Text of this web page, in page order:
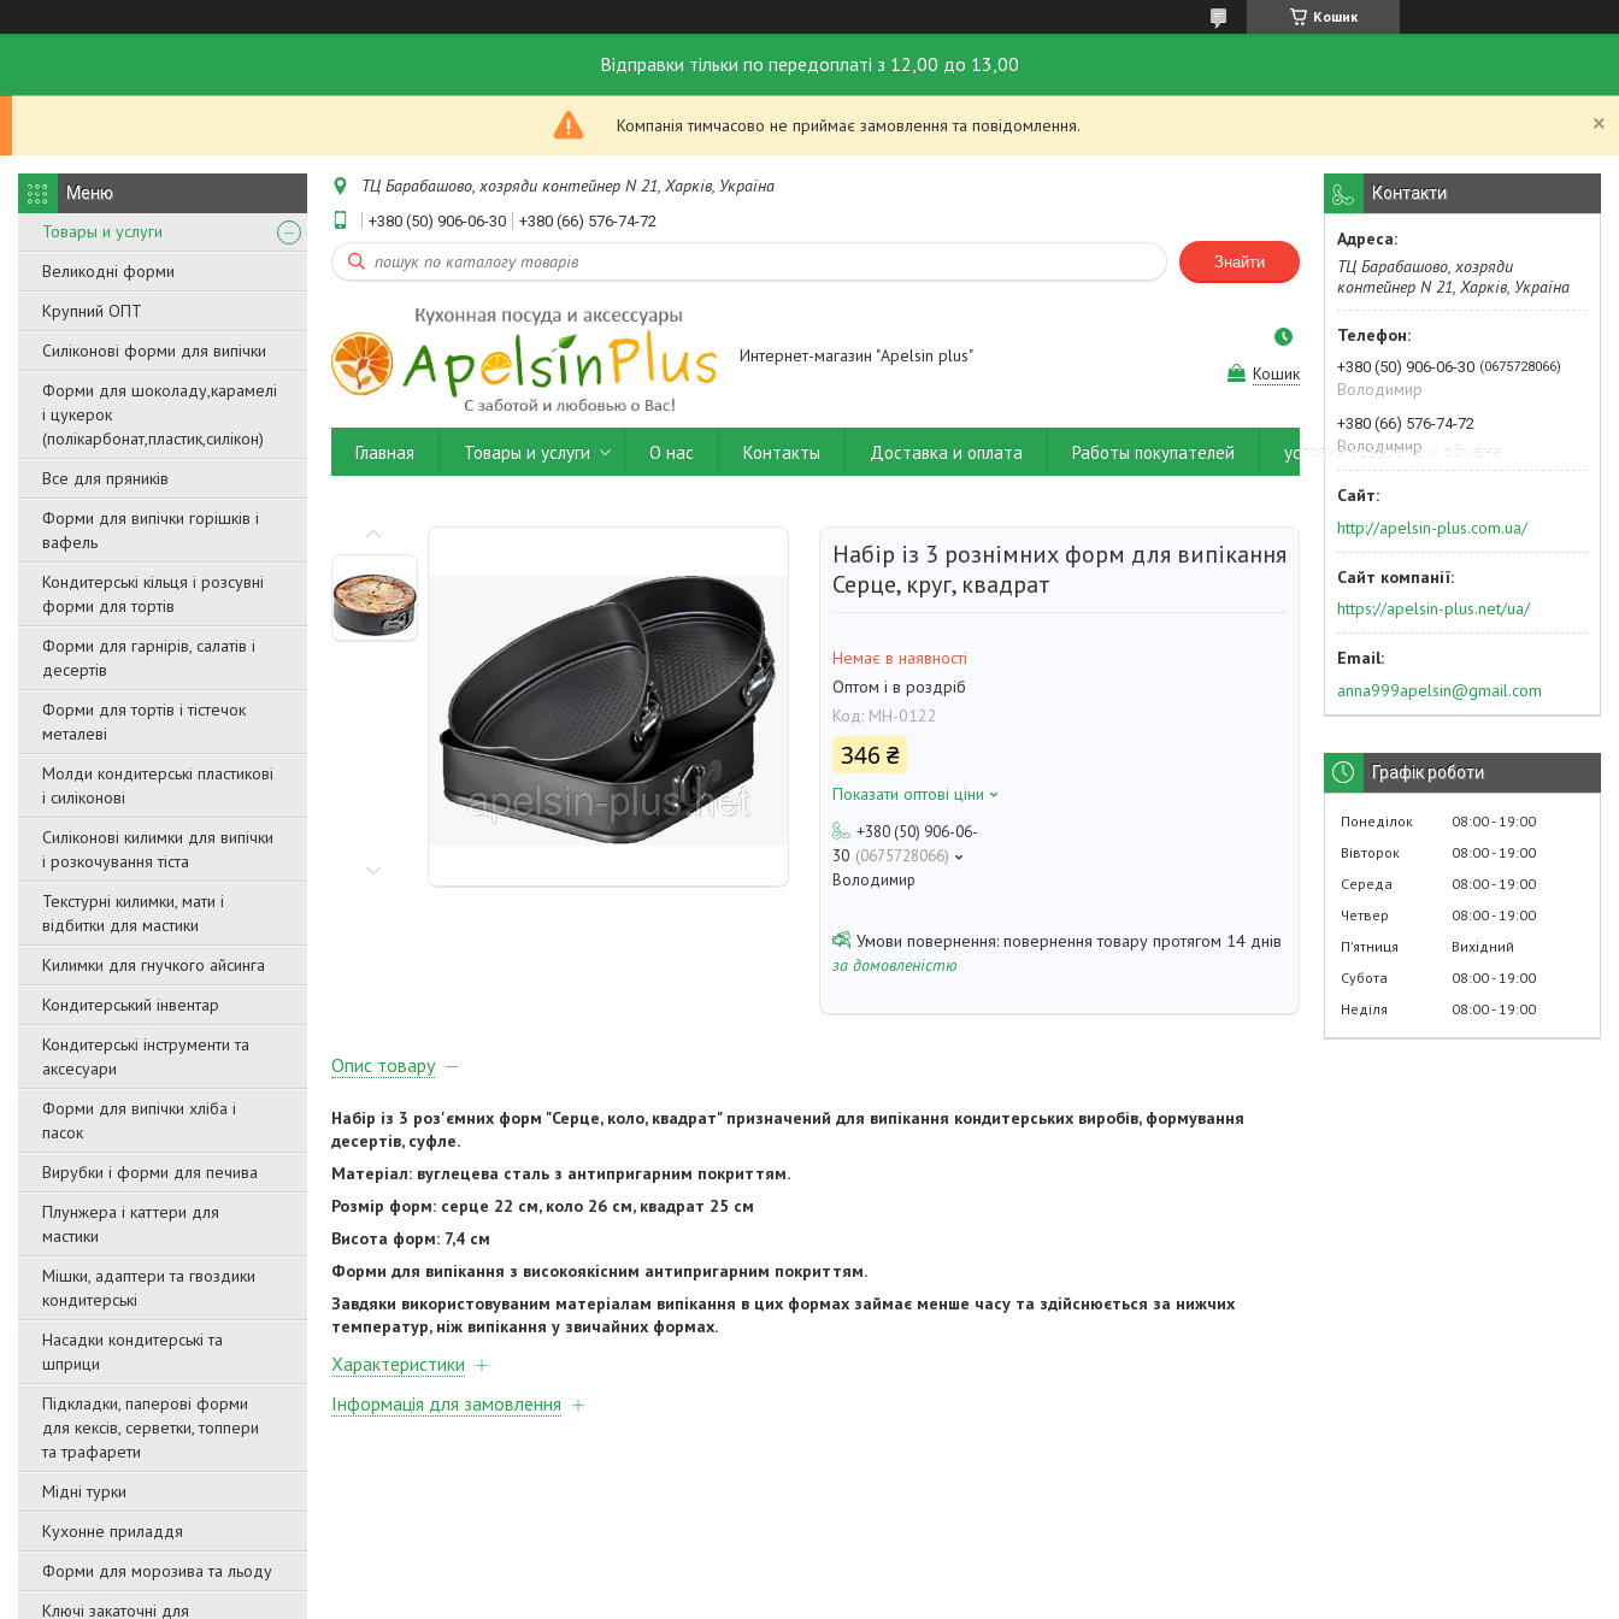
Кошик
Відправки тільки по передоплаті з 12,00 до 13,00
Компанія тимчасово не приймає замовлення та повідомлення.
Товары и услуги
Великодні форми
Крупний ОПТ
Силіконові форми для випічки
Форми для шоколаду,карамелі
і цукерок
(полікарбонат,пластик,силікон)
Все для пряників
Форми для випічки горішків і
вафель
Кондитерські кільця і розсувні
форми для тортів
Форми для гарнірів, салатів і
десертів
Форми для тортів і тістечок
металеві
Молди кондитерські пластикові
і силіконові
Силіконові килимки для випічки
і розкочування тіста
Текстурні килимки, мати і
відбитки для мастики
Килимки для гнучкого айсинга
Кондитерський інвентар
Кондитерські інструменти та
аксесуари
Форми для випічки хліба і
пасок
Вирубки і форми для печива
Плунжера і каттери для
мастики
Мішки, адаптери та гвоздики
кондитерські
Насадки кондитерські та
шприци
Підкладки, паперові форми
для кексів, серветки, топпери
та трафарети
Мідні турки
Кухонне приладдя
Форми для морозива та льоду
Ключі закаточні для
ТЦ Барабашово, хозряди контейнер N 21, Харків, Україна
+380 (50) 906-06-30 +380 (66) 576-74-72
Знайти
Интернет-магазин "Apelsin plus"
Кошик
Главная Товары и услуги О нас Контакты Доставка и оплата Работы покупателей условия возврата и обмена
Набір із 3 рознімних форм для випікання
Серце, круг, квадрат
Немає в наявності
Оптом і в роздріб
Код: МН-0122
346 ₴
Показати оптові ціни
+380 (50) 906-06-
30 0675728066
Володимир
повернення товару протягом 14 днів
за домовленістю
Опис товару
Набір із 3 роз'ємних форм "Серце, коло, квадрат" призначений для випікання кондитерських виробів, формування
десертів, суфле.
Матеріал: вуглецева сталь з антипригарним покриттям.
Розмір форм: серце 22 см, коло 26 см, квадрат 25 см
Висота форм: 7,4 см
Форми для випікання з високоякісним антипригарним покриттям.
Завдяки використовуваним матеріалам випікання в цих формах займає менше часу та здійснюється за нижчих
температур, ніж випікання у звичайних формах.
Характеристики
Інформація для замовлення
Контакти
ТЦ Барабашово, хозряди
контейнер N 21, Харків, Україна
+380 (50) 906-06-30 0675728066
Володимир
+380 (66) 576-74-72
Володимир
http://apelsin-plus.com.ua/
https://apelsin-plus.net/ua/
anna999apelsin@gmail.com
Графік роботи
Понеділок 08:00 19:00
Вівторок
08:00 19:00
Середа
08:00 19:00
Четвер
08:00 19:00
Пʼятниця
Вихідний
Субота
08:00 19:00
Неділя
08:00 19:00